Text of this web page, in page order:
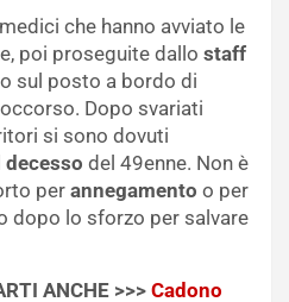
che hanno avviato le
poi proseguite dallo staff
sul posto a bordo di
Dopo svariati
si sono dovuti
decesso del 49enne. Non è
perannegamento o per
dopo lo sforzo per salvare
ANCHE >>> Cadono